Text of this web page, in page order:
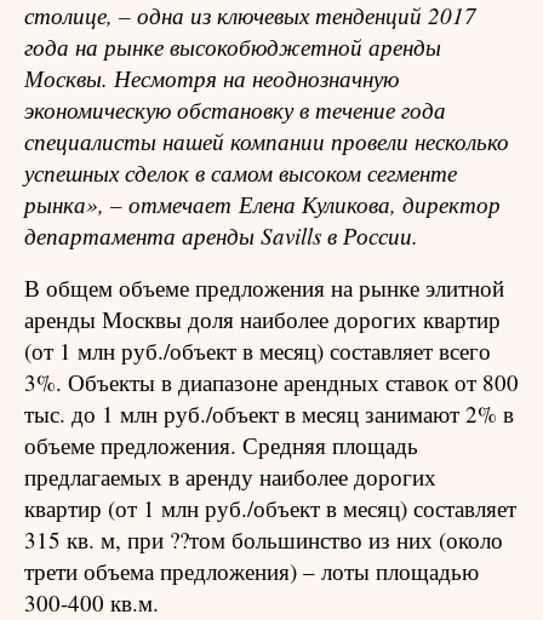
столице, – одна из ключевых тенденций 2017
года на рынке высокобюджетной аренды
Москвы. Несмотря на неоднозначную
экономическую обстановку в течение года
специалисты нашей компании провели несколько
успешных сделок в самом высоком сегменте
рынка», – отмечает Елена Куликова, директор
департамента аренды Savills в России.
В общем объеме предложения на рынке элитной
аренды Москвы доля наиболее дорогих квартир
(от 1 млн руб./объект в месяц) составляет всего
3%. Объекты в диапазоне арендных ставок от 800
тыс. до 1 млн руб./объект в месяц занимают 2% в
объеме предложения. Средняя площадь
предлагаемых в аренду наиболее дорогих
квартир (от 1 млн руб./объект в месяц) составляет
315 кв. м, при ??том большинство из них (около
трети объема предложения) – лоты площадью
300-400 кв.м.